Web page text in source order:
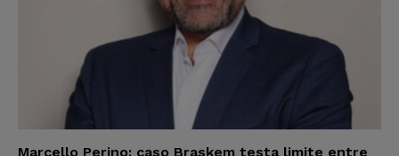
Marcello Perino: caso Braskem testa limite entre